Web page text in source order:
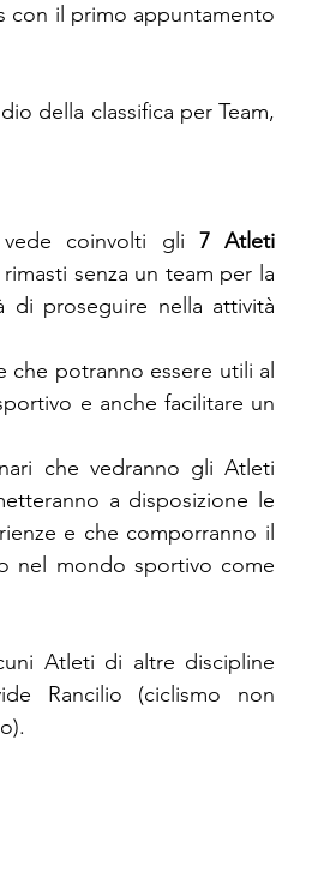
con il primo appuntamento
della classifica per Team,
coinvolti gli 7 Atleti
rimasti senza un team per la
di proseguire nella attività
potranno essere utili al
e anche facilitare un
che vedranno gli Atleti
a disposizione le
e che comporranno il
nel mondo sportivo come
Atleti di altre discipline
Rancilio (ciclismo non